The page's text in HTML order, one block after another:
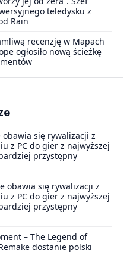
teledysku z
Rain
recenzję w Mapach
ogłosiło nową ścieżkę
obawia się rywalizacji z
z PC do gier z najwyższej
przystępny
obawia się rywalizacji z
z PC do gier z najwyższej
przystępny
– The Legend of
dostanie polski